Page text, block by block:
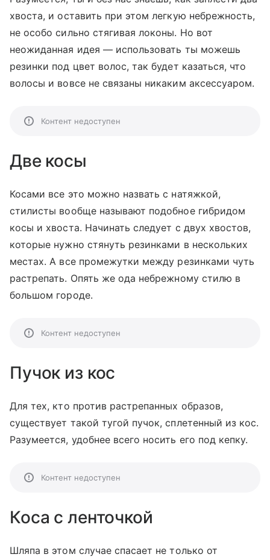
хвоста, и оставить при этом легкую небрежность,
не особо сильно стягивая локоны. Но вот
неожиданная идея — использовать ты можешь
резинки под цвет волос, так будет казаться, что
волосы и вовсе не связаны никаким аксессуаром.
Контент недоступен
Две косы
Косами все это можно назвать с натяжкой,
стилисты вообще называют подобное гибридом
косы и хвоста. Начинать следует с двух хвостов,
которые нужно стянуть резинками в нескольких
местах. А все промежутки между резинками чуть
растрепать. Опять же ода небрежному стилю в
большом городе.
Контент недоступен
Пучок из кос
Для тех, кто против растрепанных образов,
существует такой тугой пучок, сплетенный из кос.
Разумеется, удобнее всего носить его под кепку.
Контент недоступен
Коса с ленточкой
Шляпа в этом случае спасает не только от